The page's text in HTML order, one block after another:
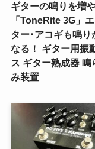
ギターの鳴りを増
「ToneRite 3G」
ター･アコギも鳴り
なる！ ギター用振
ス ギター熟成器 鳴
み装置